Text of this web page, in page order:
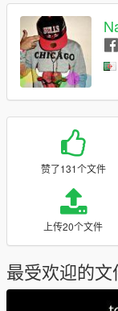
赞了131个文件
上传20个文件
最受欢迎的文